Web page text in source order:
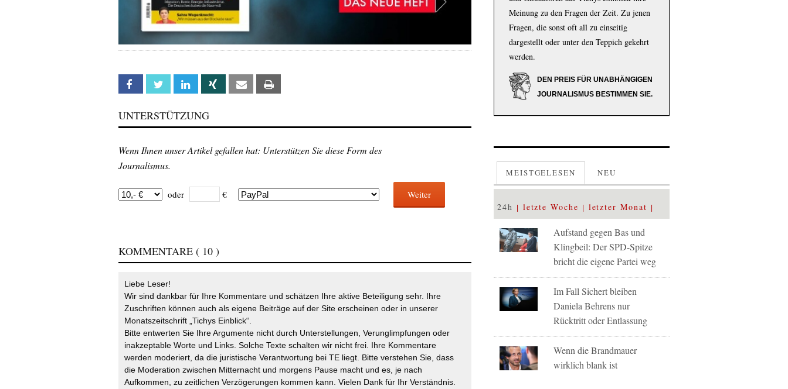
Facebook Twitter Linkedin Xing Email
UNTERSTÜTZUNG
Wenn Ihnen unser Artikel gefallen hat: Unterstützen Sie diese Form des
Journalismus.
oder € Weiter
KOMMENTARE ( 10 )
Liebe Leser!
Wir sind dankbar für Ihre Kommentare und schätzen Ihre aktive Beteiligung sehr. Ihre
Zuschriften können auch als eigene Beiträge auf der Site erscheinen oder in unserer
Monatszeitschrift „Tichys Einblick“.
Bitte entwerten Sie Ihre Argumente nicht durch Unterstellungen, Verunglimpfungen oder
inakzeptable Worte und Links. Solche Texte schalten wir nicht frei. Ihre Kommentare
werden moderiert, da die juristische Verantwortung bei TE liegt. Bitte verstehen Sie, dass
die Moderation zwischen Mitternacht und morgens Pause macht und es, je nach
Aufkommen, zu zeitlichen Verzögerungen kommen kann. Vielen Dank für Ihr Verständnis.
Meinung zu den Fragen der Zeit. Zu jenen
Fragen, die sonst oft all zu einseitig
dargestellt oder unter den Teppich gekehrt
werden.
DEN PREIS FÜR UNABHÄNGIGEN
JOURNALISMUS BESTIMMEN SIE.
MEISTGELESEN NEU
24h letzte Woche letzter Monat
Aufstand gegen Bas und
Klingbeil: Der SPD-Spitze
bricht die eigene Partei weg
Im Fall Sichert bleiben
Daniela Behrens nur
Rücktritt oder Entlassung
Wenn die Brandmauer
wirklich blank ist